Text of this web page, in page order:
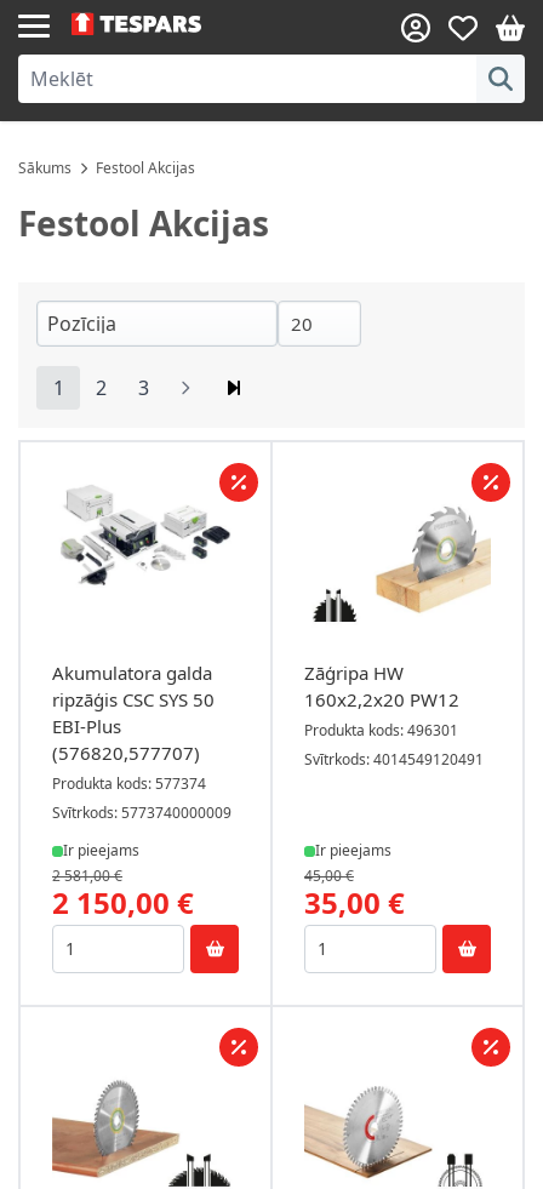
Skip to Content
Sākums Festool Akcijas
Festool Akcijas
You're currently reading page
1 Lapa
2 Lapa
3
Akumulatora galda
ripzāģis CSC SYS 50
EBI-Plus
(576820,577707)
Produkta kods: 577374
Svītrkods: 5773740000009
Ir pieejams
2 150,00 €
2 581,00 €
Zāģripa HW
160x2,2x20 PW12
Produkta kods: 496301
Svītrkods: 4014549120491
Ir pieejams
35,00 €
45,00 €